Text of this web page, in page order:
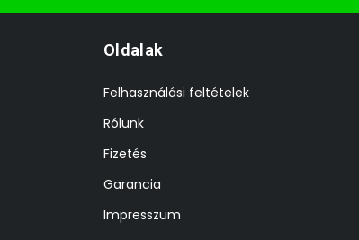
Oldalak
Felhasználási feltételek
Rólunk
Fizetés
Garancia
Impresszum